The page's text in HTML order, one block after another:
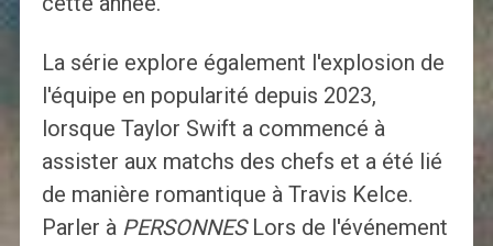
La série explore également l'explosion de
l'équipe en popularité depuis 2023,
lorsque Taylor Swift a commencé à
assister aux matchs des chefs et a été lié
de manière romantique à Travis Kelce.
Parler à PERSONNESLors de l'événement